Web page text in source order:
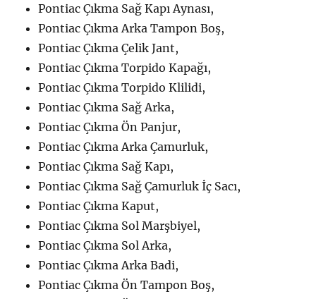
Pontiac Çıkma Sağ Kapı Aynası,
Pontiac Çıkma Arka Tampon Boş,
Pontiac Çıkma Çelik Jant,
Pontiac Çıkma Torpido Kapağı,
Pontiac Çıkma Torpido Klilidi,
Pontiac Çıkma Sağ Arka,
Pontiac Çıkma Ön Panjur,
Pontiac Çıkma Arka Çamurluk,
Pontiac Çıkma Sağ Kapı,
Pontiac Çıkma Sağ Çamurluk İç Sacı,
Pontiac Çıkma Kaput,
Pontiac Çıkma Sol Marşbiyel,
Pontiac Çıkma Sol Arka,
Pontiac Çıkma Arka Badi,
Pontiac Çıkma Ön Tampon Boş,